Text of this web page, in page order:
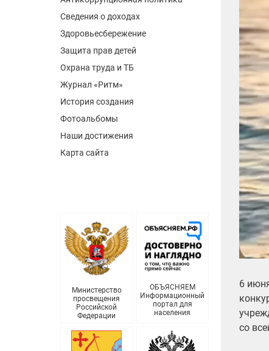
Сведения о доходах
Здоровьесбережение
Защита прав детей
Охрана труда и ТБ
Журнал «Ритм»
История создания
Фотоальбомы
Наши достижения
Карта сайта
Министерство
просвещения
Российской
Федерации
ОБЪЯСНЯЕМ
Информационный
портал для
населения
6
со